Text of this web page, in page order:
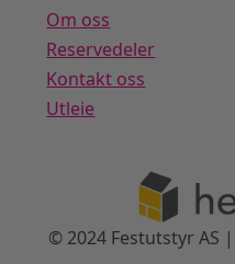
Om oss
Reservedeler
Kontakt oss
Utleie
© 2024 Festutstyr AS